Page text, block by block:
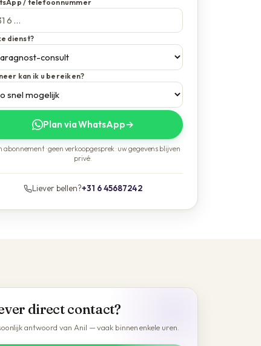
/ telefoonnummer
dienst?
kan ik u bereiken?
Plan via WhatsApp→
abonnement · geen verkoopgesprek · uw gegevens blijven
privé.
Liever bellen?+31 6 45687242
direct contact?
antwoord van Anil — vaak binnen enkele uren.